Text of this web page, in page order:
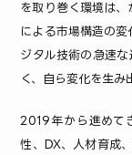
を取り巻く環境は、
による市場構造の
ジタル技術の急速
く、自ら変化を生み
2019年から進めて
性、DX、人材育成